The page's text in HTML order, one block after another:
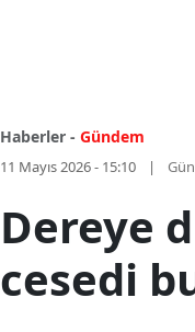
Haberler - Gündem
11 Mayıs 2026 - 15:10
Dereye
cesedi